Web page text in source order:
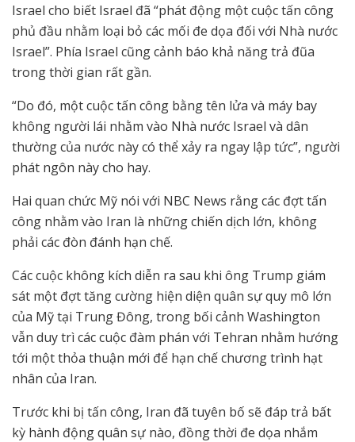
Israel cho biết Israel đã “phát động một cuộc tấn công
phủ đầu nhằm loại bỏ các mối đe dọa đối với Nhà nước
Israel”. Phía Israel cũng cảnh báo khả năng trả đũa
trong thời gian rất gần.
“Do đó, một cuộc tấn công bằng tên lửa và máy bay
không người lái nhằm vào Nhà nước Israel và dân
thường của nước này có thể xảy ra ngay lập tức”, người
phát ngôn này cho hay.
Hai quan chức Mỹ nói với NBC News rằng các đợt tấn
công nhằm vào Iran là những chiến dịch lớn, không
phải các đòn đánh hạn chế.
Các cuộc không kích diễn ra sau khi ông Trump giám
sát một đợt tăng cường hiện diện quân sự quy mô lớn
của Mỹ tại Trung Đông, trong bối cảnh Washington
vẫn duy trì các cuộc đàm phán với Tehran nhằm hướng
tới một thỏa thuận mới để hạn chế chương trình hạt
nhân của Iran.
Trước khi bị tấn công, Iran đã tuyên bố sẽ đáp trả bất
kỳ hành động quân sự nào, đồng thời đe dọa nhắm